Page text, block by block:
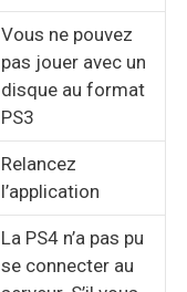
Vous ne pouvez
pas jouer avec un
disque au format
PS3
Relancez
l’application
La PS4 n’a pas pu
se connecter au